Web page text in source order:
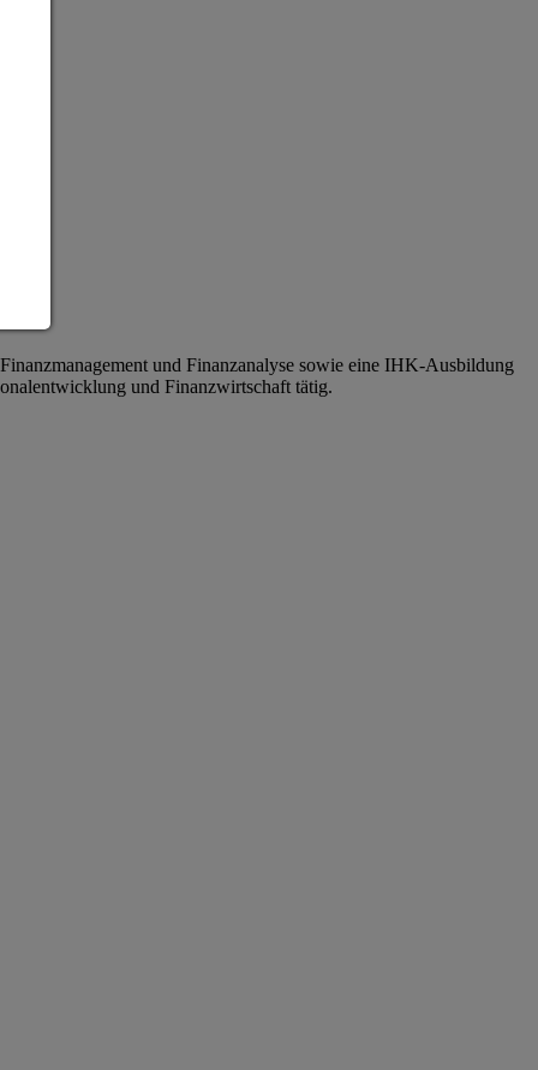
und Finanzanalyse sowie eine IHK-Ausbildung
und Finanzwirtschaft tätig.